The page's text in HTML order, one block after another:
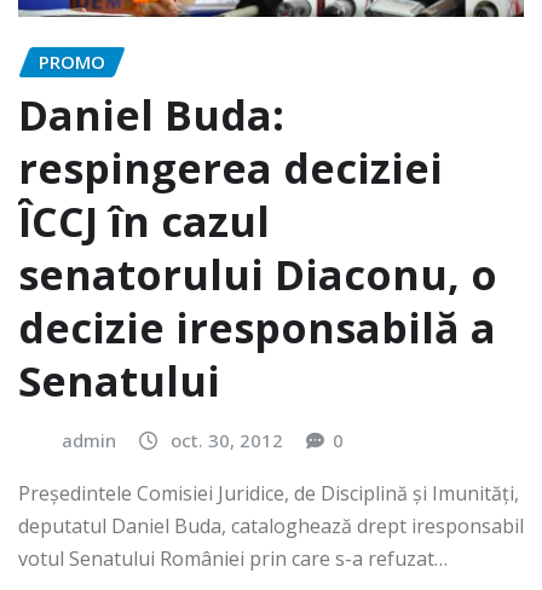
PROMO
Daniel Buda:
respingerea deciziei
ÎCCJ în cazul
senatorului Diaconu, o
decizie iresponsabilă a
Senatului
admin oct. 30, 2012 0
Preşedintele Comisiei Juridice, de Disciplină şi Imunităţi,
deputatul Daniel Buda, cataloghează drept iresponsabil
votul Senatului României prin care s-a refuzat…